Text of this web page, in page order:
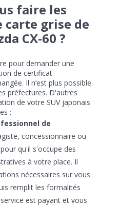
faire les
carte grise de
CX-60 ?
pour demander une
de certificat
Il n’est plus possible
préfectures. D'autres
de votre SUV japonais
:
de
concessionnaire ou
qu'il s'occupe des
à votre place. Il
nécessaires sur vous
remplit les formalités
est payant et vous